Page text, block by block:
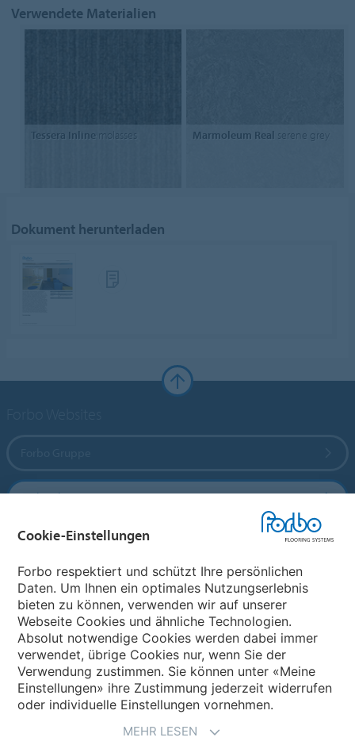
Verwendete Materialien
Tessera Inline molasses Marmoleum Real serene grey
Dokument herunterladen
Forbo Flooring Systems
Forbo Movement Systems
Land auswählen
Land auswählen
Cookie-Einstellungen
Forbo respektiert und schützt Ihre persönlichen
Daten. Um Ihnen ein optimales Nutzungserlebnis
bieten zu können, verwenden wir auf unserer
Webseite Cookies und ähnliche Technologien.
Absolut notwendige Cookies werden dabei immer
verwendet, übrige Cookies nur, wenn Sie der
Verwendung zustimmen. Sie können unter «Meine
Einstellungen» ihre Zustimmung jederzeit widerrufen
oder individuelle Einstellungen vornehmen.
MEHR LESEN